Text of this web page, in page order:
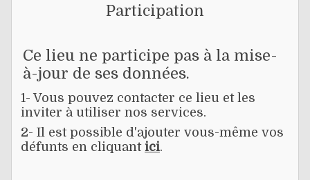
Participation
Ce lieu ne participe pas à la mise-
à-jour de ses données.
1- Vous pouvez contacter ce lieu et les
inviter à utiliser nos services.
2- Il est possible d'ajouter vous-même vos
défunts en cliquant ici.